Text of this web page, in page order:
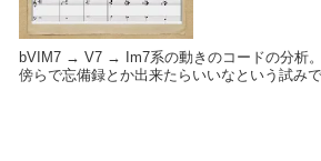
bVIM7 → V7 → Im7系の動きのコードの分析
傍らで忘備録とか出来たらいいなという試みで